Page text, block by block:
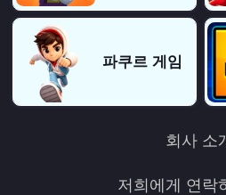
파쿠르 게임
회사 소
저희에게 연락